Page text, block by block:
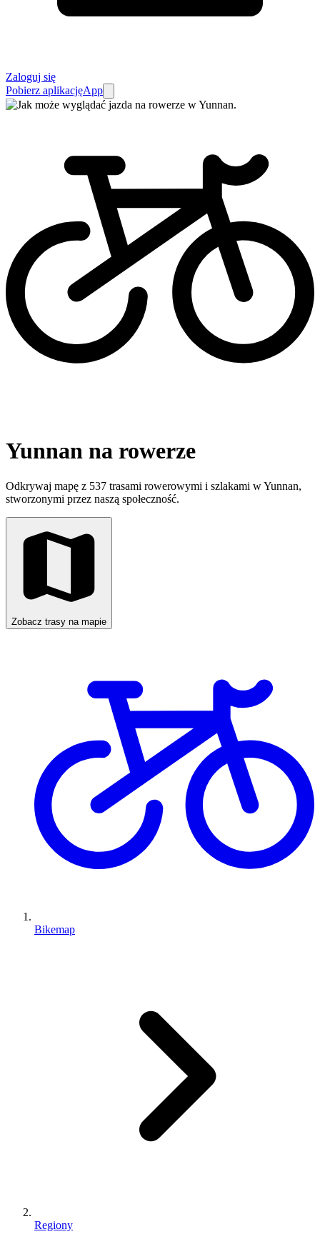
Zaloguj się
Pobierz aplikacjęApp
Yunnan na rowerze
Odkrywaj mapę z 537 trasami rowerowymi i szlakami w Yunnan,
stworzonymi przez naszą społeczność.
Zobacz trasy na mapie
Bikemap
Regiony